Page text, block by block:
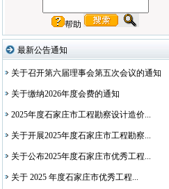
帮助
最新公告通知
关于召开第六届理事会第五次会议的通知
关于缴纳2026年度会费的通知
2025年度石家庄市工程勘察设计造价...
关于开展2025年度石家庄市工程勘察...
关于公布2025年度石家庄市优秀工程...
关于 2025 年度石家庄市优秀工程...